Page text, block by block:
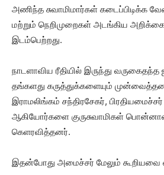
அணிந்த சுவாமிமார்கள் கடைப்பிடிக்க
மற்றும் நெறிமுறைகள் அடங்கிய அறிக்கை
இடம்பெற்றது.
நாடளாவிய ரீதியில் இருந்து வருகைதந்த
தங்களது கருத்துக்களையும்
இராமலிங்கம் சந்திரசேகர், பிரதியமைச்சர்
ஆகியோர்களை குருசுவாமிகள்
கெளரவித்தனர்.
இதன்போது அமைச்சர் மேலும் கூறியவை